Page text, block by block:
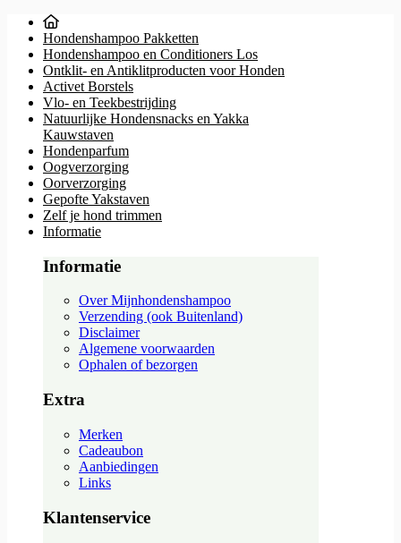
Hondenshampoo Pakketten
Hondenshampoo en Conditioners Los
Ontklit- en Antiklitproducten voor Honden
Activet Borstels
Vlo- en Teekbestrijding
Natuurlijke Hondensnacks en Yakka
Kauwstaven
Hondenparfum
Oogverzorging
Oorverzorging
Gepofte Yakstaven
Zelf je hond trimmen
Informatie
Informatie
Over Mijnhondenshampoo
Verzending (ook Buitenland)
Disclaimer
Algemene voorwaarden
Ophalen of bezorgen
Extra
Merken
Cadeaubon
Aanbiedingen
Links
Klantenservice